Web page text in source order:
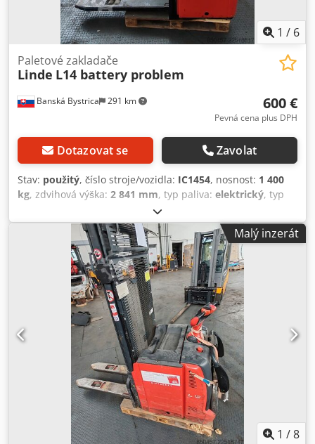
1 / 6
Banská Bystrica 291 km
Paletové zakladače
Linde L14 battery problem
600 €
Pevná cena plus DPH
Dotazovat se Zavolat
Stav: použitý, číslo stroje/vozidla: IC1454, nosnost: 1 400
kg, zdvihová výška: 2 841 mm, typ paliva: elektrický, typ
, 5246404 Sériové číslo: 365H05501114
Funkční, ale baterie je v špatném stavu. Dodpfx
Acsztibbsaekr
Malý inzerát
1 /8